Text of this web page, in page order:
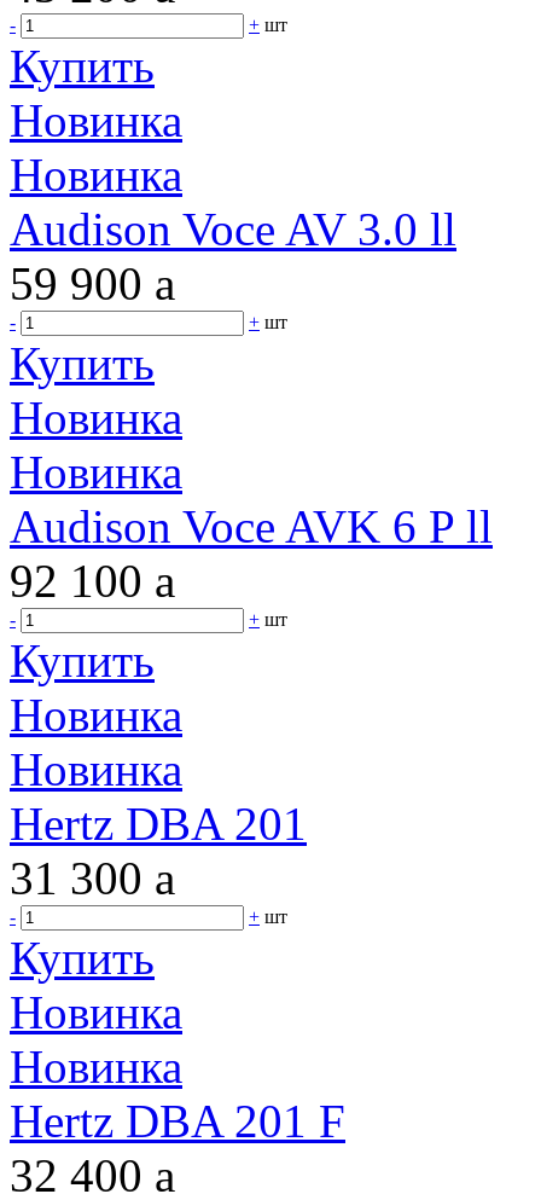
- + шт
Купить
Новинка
Новинка
Audison Voce AV 3.0 ll
59 900 a
- + шт
Купить
Новинка
Новинка
Audison Voce AVK 6 P ll
92 100 a
- + шт
Купить
Новинка
Новинка
Hertz DBA 201
31 300 a
- + шт
Купить
Новинка
Новинка
Hertz DBA 201 F
32 400 a